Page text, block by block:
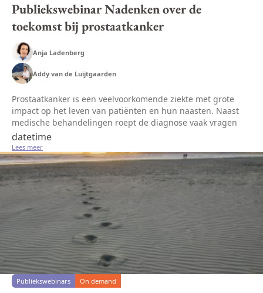
Publiekswebinar Nadenken over de
toekomst bij prostaatkanker
Anja Ladenberg
Addy van de Luijtgaarden
Prostaatkanker is een veelvoorkomende ziekte met grote
impact op het leven van patiënten en hun naasten. Naast
medische behandelingen roept de diagnose vaak vragen
en emoties op over de toekomst. Wat is belangrijk voor jou
en je dierbaren?...
datetime
Lees meer
Publiekswebinars On demand